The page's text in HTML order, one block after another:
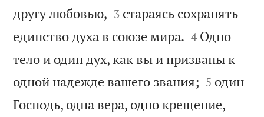
другу любовью, 

3 стараясь сохранять
единство духа в союзе мира. 

4 Одно
тело и один дух, как вы и призваны к
одной надежде вашего звания; 

5 один
Господь, одна вера, одно крещение,